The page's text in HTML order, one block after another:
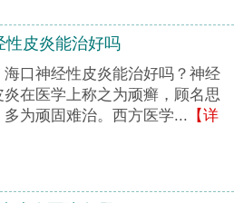
性皮炎能治好吗
海口神经性皮炎能治好吗？神经
炎在医学上称之为顽癣，顾名思
多为顽固难治。西方医学... 【详